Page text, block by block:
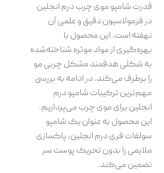
قدرت شامپو موی چرب درم انجلین
در فرمولاسیون دقیق و علمی آن
نهفته است. این محصول با
بهره‌گیری از مواد موثره شناخته‌شده
به شکلی هدفمند مشکل چربی مو
را برطرف می‌کند. در ادامه به بررسی
مهم‌ترین ترکیبات شامپو درم
انجلین برای موی چرب می‌پردازیم.
این محصول به عنوان یک شامپو
سولفات فری درم انجلین، پاکسازی
ملایمی را بدون تحریک پوست سر
تضمین می‌کند.